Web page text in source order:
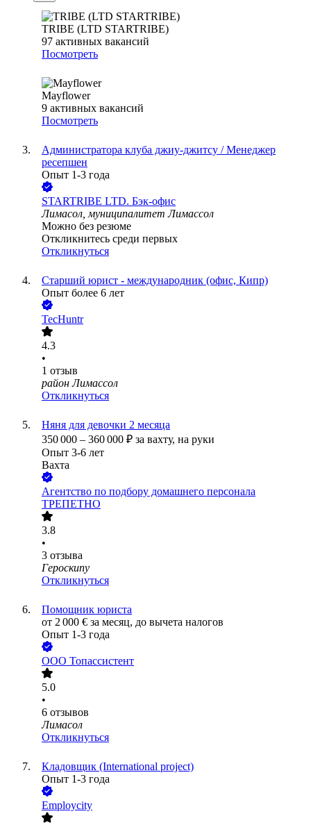
TRIBE (LTD STARTRIBE)
97 активных вакансий
Посмотреть
Mayflower
9 активных вакансий
Посмотреть
Администратора клуба джиу-джитсу / Менеджер
ресепшен
Опыт 1-3 года
STARTRIBE LTD. Бэк-офис
Лимасол, муниципалитет Лимассол
Можно без резюме
Откликнитесь среди первых
Откликнуться
Старший юрист - международник (офис, Кипр)
Опыт более 6 лет
TecHuntr
4.3
•
1 отзыв
район Лимассол
Откликнуться
Няня для девочки 2 месяца
350 000 – 360 000 ₽ за вахту, на руки
Опыт 3-6 лет
Вахта
Агентство по подбору домашнего персонала
ТРЕПЕТНО
3.8
•
3 отзыва
Героскипу
Откликнуться
Помощник юриста
от 2 000 € за месяц, до вычета налогов
Опыт 1-3 года
ООО Топассистент
5.0
•
6 отзывов
Лимасол
Откликнуться
Кладовщик (International project)
Опыт 1-3 года
Employcity